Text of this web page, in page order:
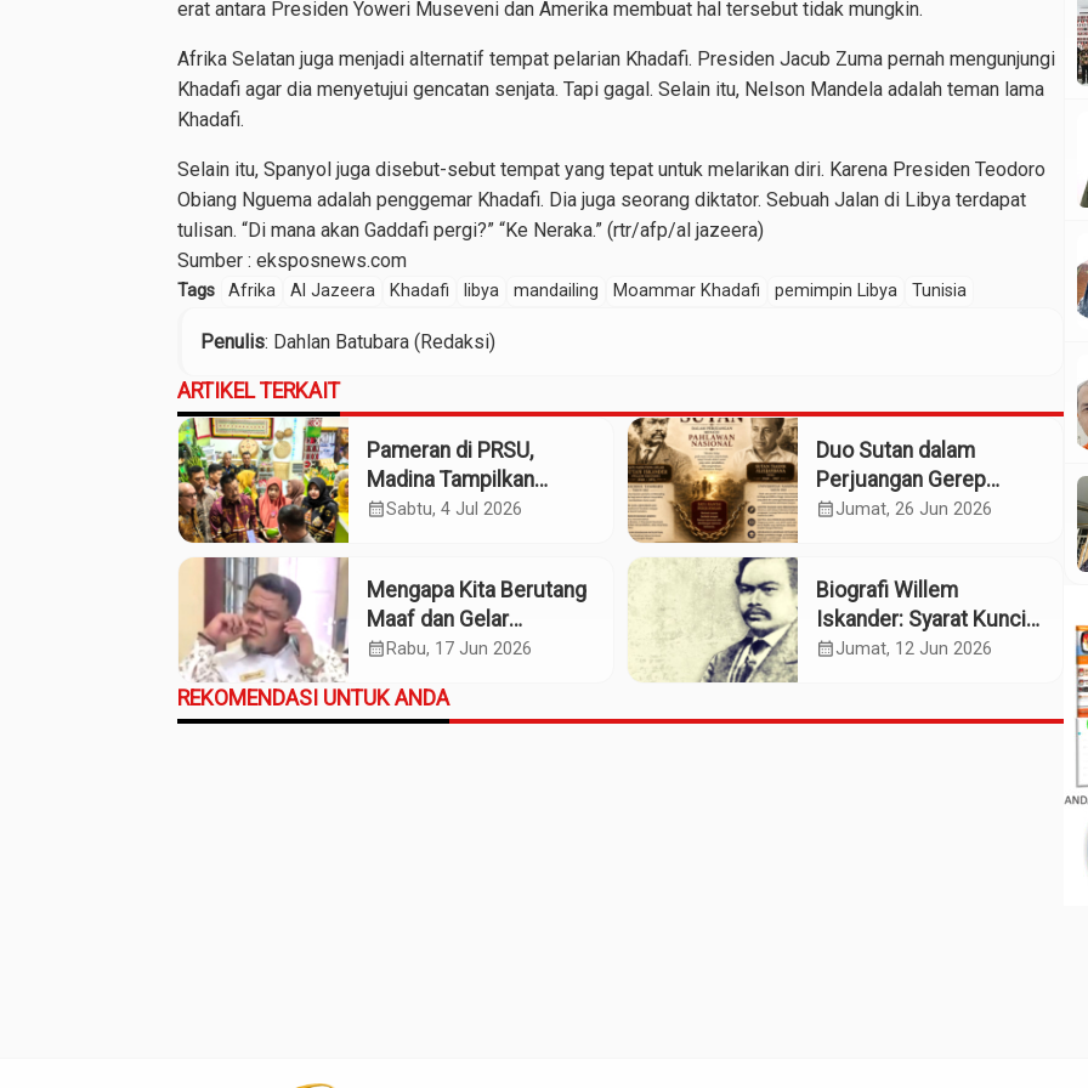
erat antara Presiden Yoweri Museveni dan Amerika membuat hal tersebut tidak mungkin.
Afrika Selatan juga menjadi alternatif tempat pelarian Khadafi. Presiden Jacub Zuma pernah mengunjungi
Khadafi agar dia menyetujui gencatan senjata. Tapi gagal. Selain itu, Nelson Mandela adalah teman lama
Khadafi.
Selain itu, Spanyol juga disebut-sebut tempat yang tepat untuk melarikan diri. Karena Presiden Teodoro
Obiang Nguema adalah penggemar Khadafi. Dia juga seorang diktator. Sebuah Jalan di Libya terdapat
tulisan. “Di mana akan Gaddafi pergi?” “Ke Neraka.” (rtr/afp/al jazeera)
Sumber : eksposnews.com
Tags Afrika Al Jazeera Khadafi libya mandailing Moammar Khadafi pemimpin Libya Tunisia
Penulis: Dahlan Batubara (Redaksi)
ARTIKEL TERKAIT
Pameran di PRSU,
Madina Tampilkan
Produk UMKM
calendar_monthSabtu, 4 Jul 2026
Duo Sutan dalam
Perjuangan Gerep
Institute Naik ke
calendar_monthJumat, 26 Jun 2026
Mengapa Kita Berutang
Maaf dan Gelar
Pahlawan pada Sosok
calendar_month Rabu, 17 Jun 2026
Biografi Willem
Iskander: Syarat Kunci
Pengusulan Pahlawan
calendar_monthJumat, 12 Jun 2026
REKOMENDASI UNTUK ANDA